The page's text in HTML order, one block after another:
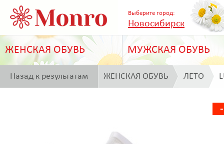
Выберите город:
Новосибирск
ЖЕНСКАЯ ОБУВЬ МУЖСКАЯ ОБУВЬ
Назад к результатам ЖЕНСКАЯ ОБУВЬ ЛЕТО